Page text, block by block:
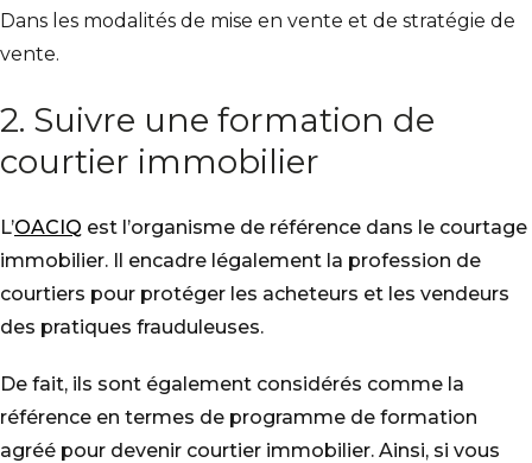
Dans les modalités de mise en vente et de stratégie de
vente.
2. Suivre une formation de
courtier immobilier
L’OACIQ est l’organisme de référence dans le courtage
immobilier. Il encadre légalement la profession de
courtiers pour protéger les acheteurs et les vendeurs
des pratiques frauduleuses.
De fait, ils sont également considérés comme la
référence en termes de programme de formation
agréé pour devenir courtier immobilier. Ainsi, si vous